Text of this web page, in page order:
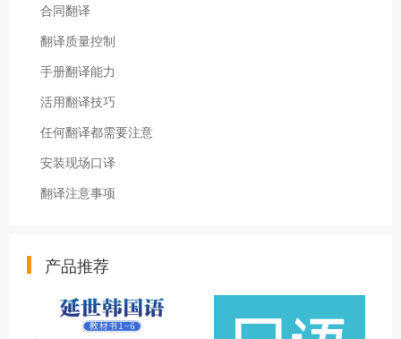
合同翻译
翻译质量控制
手册翻译能力
活用翻译技巧
任何翻译都需要注意
安装现场口译
翻译注意事项
产品推荐